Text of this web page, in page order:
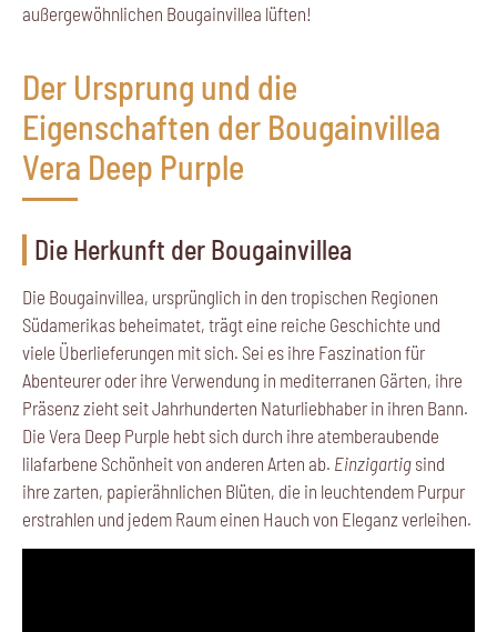
außergewöhnlichen Bougainvillea lüften!
Der Ursprung und die
Eigenschaften der Bougainvillea
Vera Deep Purple
Die Herkunft der Bougainvillea
Die Bougainvillea, ursprünglich in den tropischen Regionen
Südamerikas beheimatet, trägt eine reiche Geschichte und
viele Überlieferungen mit sich. Sei es ihre Faszination für
Abenteurer oder ihre Verwendung in mediterranen Gärten, ihre
Präsenz zieht seit Jahrhunderten Naturliebhaber in ihren Bann.
Die Vera Deep Purple hebt sich durch ihre atemberaubende
lilafarbene Schönheit von anderen Arten ab. Einzigartig sind
ihre zarten, papierähnlichen Blüten, die in leuchtendem Purpur
erstrahlen und jedem Raum einen Hauch von Eleganz verleihen.